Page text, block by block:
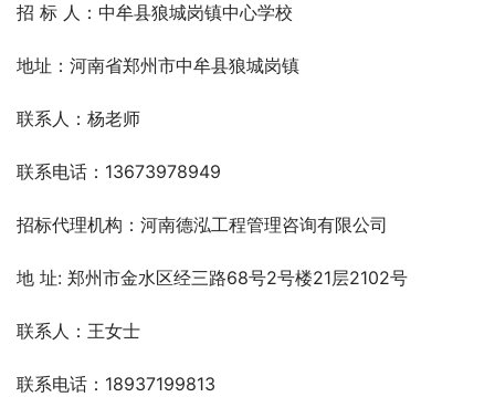
招 标 人：中牟县狼城岗镇中心学校
地址：河南省郑州市中牟县狼城岗镇
联系人：杨老师
联系电话：13673978949
招标代理机构：河南德泓工程管理咨询有限公司
地 址: 郑州市金水区经三路68号2号楼21层2102号
联系人：王女士
联系电话：18937199813